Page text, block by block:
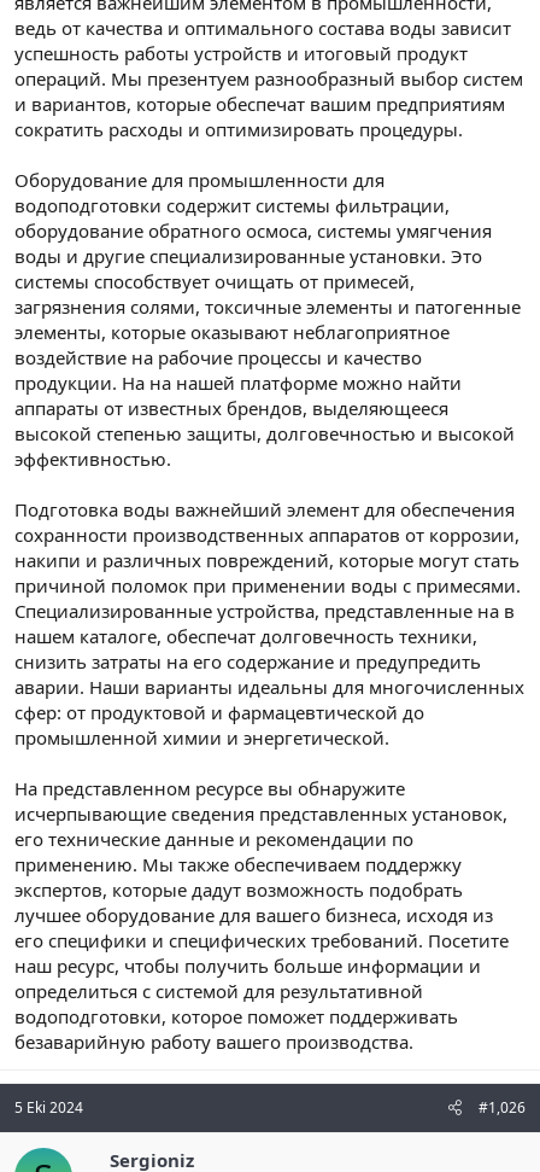
ведь от качества и оптимального состава воды зависит
успешность работы устройств и итоговый продукт
операций. Мы презентуем разнообразный выбор систем
и вариантов, которые обеспечат вашим предприятиям
сократить расходы и оптимизировать процедуры.
Оборудование для промышленности для
водоподготовки содержит системы фильтрации,
оборудование обратного осмоса, системы умягчения
воды и другие специализированные установки. Это
системы способствует очищать от примесей,
загрязнения солями, токсичные элементы и патогенные
элементы, которые оказывают неблагоприятное
воздействие на рабочие процессы и качество
продукции. На на нашей платформе можно найти
аппараты от известных брендов, выделяющееся
высокой степенью защиты, долговечностью и высокой
эффективностью.
Подготовка воды важнейший элемент для обеспечения
сохранности производственных аппаратов от коррозии,
накипи и различных повреждений, которые могут стать
причиной поломок при применении воды с примесями.
Специализированные устройства, представленные на в
нашем каталоге, обеспечат долговечность техники,
снизить затраты на его содержание и предупредить
аварии. Наши варианты идеальны для многочисленных
сфер: от продуктовой и фармацевтической до
промышленной химии и энергетической.
На представленном ресурсе вы обнаружите
исчерпывающие сведения представленных установок,
его технические данные и рекомендации по
применению. Мы также обеспечиваем поддержку
экспертов, которые дадут возможность подобрать
лучшее оборудование для вашего бизнеса, исходя из
его специфики и специфических требований. Посетите
наш ресурс, чтобы получить больше информации и
определиться с системой для результативной
водоподготовки, которое поможет поддерживать
безаварийную работу вашего производства.
5 Eki 2024 #1,026
Sergioniz